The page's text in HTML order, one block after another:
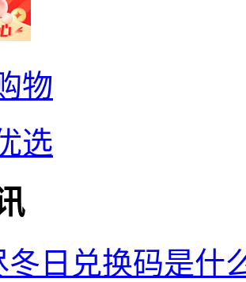
物
选
冬日兑换码是什